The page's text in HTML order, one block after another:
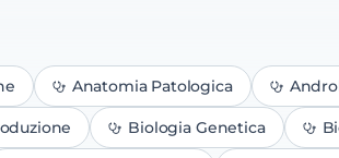
Anatomia Patologica
Biologia Genetica